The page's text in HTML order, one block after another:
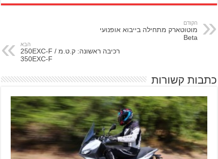
הקודם
מוטוטארק מתחילה בייבוא אופנועי
Beta
הבא
רכיבה ראשונה: ק.ט.מ 250EXC-F /
350EXC-F
כתבות קשורות